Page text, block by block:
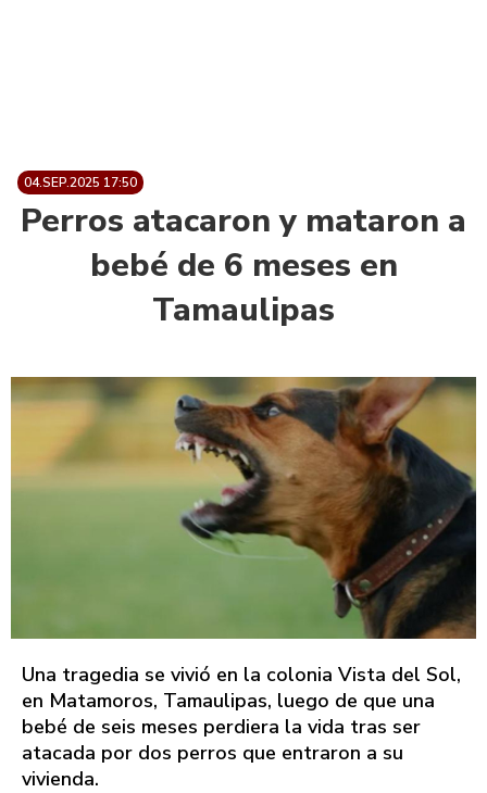
04.SEP.2025 17:50
Perros atacaron y mataron a
bebé de 6 meses en
Tamaulipas
Una tragedia se vivió en la colonia Vista del Sol,
en Matamoros, Tamaulipas, luego de que una
bebé de seis meses perdiera la vida tras ser
atacada por dos perros que entraron a su
vivienda.